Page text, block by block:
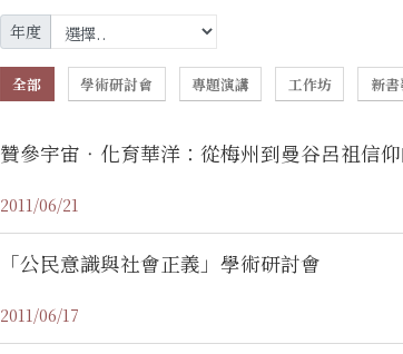
年度
全部 學術研討會 專題演講 工作坊 新
贊參宇宙‧化育華洋：從梅州到曼谷呂祖信
2011/06/21
「公民意識與社會正義」學術研討會
2011/06/17